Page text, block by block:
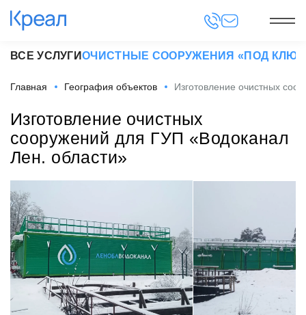
ВСЕ УСЛУГИОЧИСТНЫЕ СООРУЖЕНИЯ «ПОД
Главная География объектов Изготовление очистных
Изготовление очистных
сооружений для ГУП «Водоканал
Лен. области»